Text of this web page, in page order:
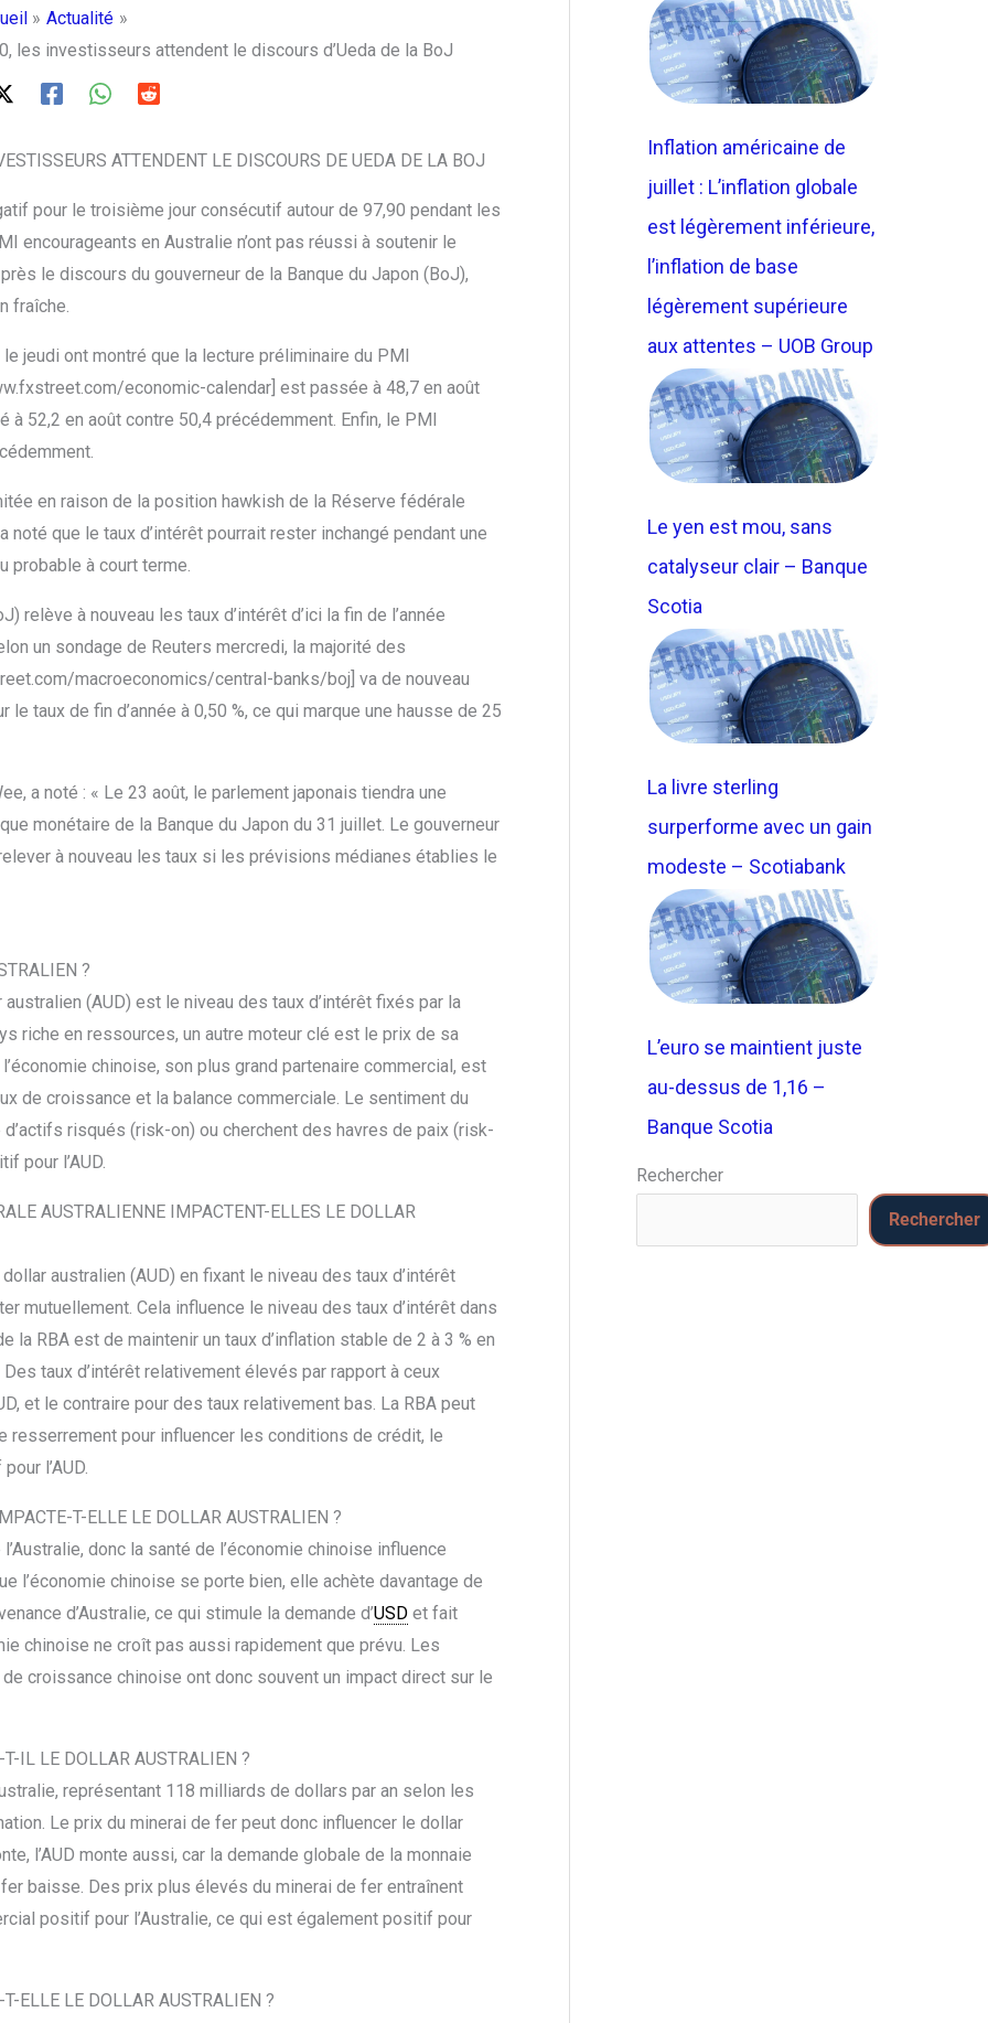
Actualité
les investisseurs attendent le discours d’Ueda de la BoJ
ATTENDENT LE DISCOURS DE UEDA DE LA BOJ
pour le troisième jour consécutif autour de 97,90 pendant les
encourageants en Australie n’ont pas réussi à soutenir le
le discours du gouverneur de la Banque du Japon (BoJ),
fraîche.
jeudi ont montré que la lecture préliminaire du PMI
economic-calendar] est passée à 48,7 en août
52,2 en août contre 50,4 précédemment. Enfin, le PMI
en raison de la position hawkish de la Réserve fédérale
noté que le taux d’intérêt pourrait rester inchangé pendant une
probable à court terme.
relève à nouveau les taux d’intérêt d’ici la fin de l’année
un sondage de Reuters mercredi, la majorité des
macroeconomics/central-banks/boj] va de nouveau
taux de fin d’année à 0,50 %, ce qui marque une hausse de 25
a noté : « Le 23 août, le parlement japonais tiendra une
monétaire de la Banque du Japon du 31 juillet. Le gouverneur
à nouveau les taux si les prévisions médianes établies le
?
(AUD) est le niveau des taux d’intérêt fixés par la
riche en ressources, un autre moteur clé est le prix de sa
chinoise, son plus grand partenaire commercial, est
de croissance et la balance commerciale. Le sentiment du
risqués (risk-on) ou cherchent des havres de paix (risk-
pour l’AUD.
AUSTRALIENNE IMPACTENT-ELLES LE DOLLAR
australien (AUD) en fixant le niveau des taux d’intérêt
mutuellement. Cela influence le niveau des taux d’intérêt dans
la RBA est de maintenir un taux d’inflation stable de 2 à 3 % en
taux d’intérêt relativement élevés par rapport à ceux
et le contraire pour des taux relativement bas. La RBA peut
pour influencer les conditions de crédit, le
l’AUD.
T-ELLE LE DOLLAR AUSTRALIEN ?
donc la santé de l’économie chinoise influence
l’économie chinoise se porte bien, elle achète davantage de
d’Australie, ce qui stimule la demande d’USD et fait
chinoise ne croît pas aussi rapidement que prévu. Les
croissance chinoise ont donc souvent un impact direct sur le
IL LE DOLLAR AUSTRALIEN ?
représentant 118 milliards de dollars par an selon les
Le prix du minerai de fer peut donc influencer le dollar
l’AUD monte aussi, car la demande globale de la monnaie
baisse. Des prix plus élevés du minerai de fer entraînent
positif pour l’Australie, ce qui est également positif pour
ELLE LE DOLLAR AUSTRALIEN ?
Inflation américaine de
juillet : L’inflation globale
est légèrement inférieure,
l’inflation de base
légèrement supérieure
aux attentes – UOB Group
Le yen est mou, sans
catalyseur clair – Banque
Scotia
La livre sterling
surperforme avec un gain
modeste – Scotiabank
L’euro se maintient juste
au-dessus de 1,16 –
Banque Scotia
Rechercher
Rechercher